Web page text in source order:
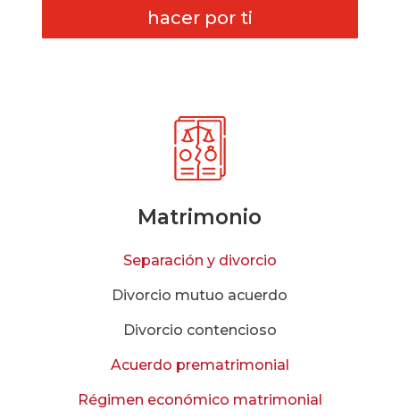
hacer por ti
Matrimonio
Separación y divorcio
Divorcio mutuo acuerdo
Divorcio contencioso
Acuerdo prematrimonial
Régimen económico matrimonial